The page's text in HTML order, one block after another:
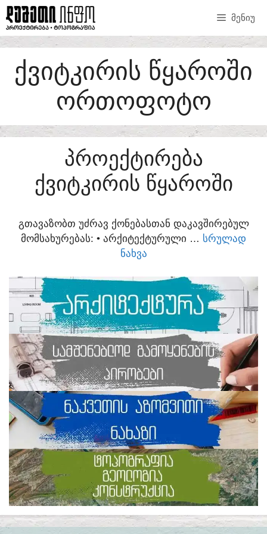
SKIP
TO
CONTENT
ᲛᲔᲜᲘᲣ
ᲥᲕᲘᲢᲙᲘᲠᲘᲡ ᲬᲧᲐᲠᲝᲨᲘ
ᲝᲠᲗᲝᲤᲝᲢᲝ
ᲞᲠᲝᲔᲥᲢᲘᲠᲔᲑᲐ
ᲥᲕᲘᲢᲙᲘᲠᲘᲡ ᲬᲧᲐᲠᲝᲨᲘ
ᲒᲗᲐᲕᲐᲖᲝᲑᲗ ᲣᲫᲠᲐᲕ ᲥᲝᲜᲔᲑᲐᲡᲗᲐᲜ ᲓᲐᲙᲐᲕᲨᲘᲠᲔᲑᲣᲚ
ᲛᲝᲛᲡᲐᲮᲣᲠᲔᲑᲐᲡ:​ • ᲐᲠᲥᲘᲢᲔᲥᲢᲣᲠᲣᲚᲘ … ᲡᲠᲣᲚᲐᲓ
ᲜᲐᲮᲕᲐ